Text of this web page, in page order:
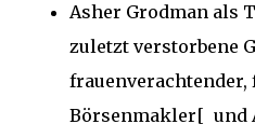
Asher Grodman als
zuletzt verstorbene
Börsenmakler[ und